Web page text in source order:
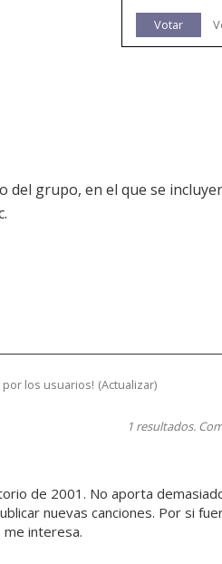
Votar
grupo, en el que se
los usuarios! (Actualizar)
1 resultados.
de 2001. No aporta
nuevas canciones. Por si
me interesa.